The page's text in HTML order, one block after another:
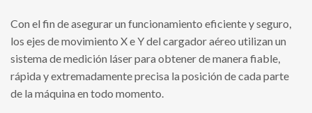
Con el fin de asegurar un funcionamiento eficiente y seguro,
los ejes de movimiento X e Y del cargador aéreo utilizan un
sistema de medición láser para obtener de manera fiable,
rápida y extremadamente precisa la posición de cada parte
de la máquina en todo momento.